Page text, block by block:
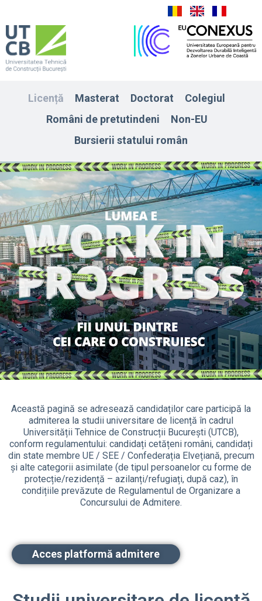
Licență Masterat Doctorat
Colegiul
Români de pretutindeni
Non-EU
Bursierii statului român
Această pagină se adresează candidaților care participă la
admiterea la studii universitare de licență în cadrul
Universității Tehnice de Construcții București (UTCB),
conform regulamentului: candidați cetățeni români, candidați
din state membre UE / SEE / Confederația Elvețiană, precum
și alte categorii asimilate (de tipul persoanelor cu forme de
protecție/rezidență – azilanți/refugiați, după caz), în
condițiile prevăzute de Regulamentul de Organizare a
Concursului de Admitere.
Acces platformă admitere